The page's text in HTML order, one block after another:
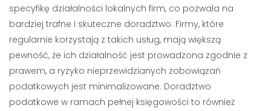
specyfikę działalności lokalnych firm, co pozwala na
bardziej trafne i skuteczne doradztwo. Firmy, które
regularnie korzystają z takich usług, mają większą
pewność, że ich działalność jest prowadzona zgodnie z
prawem, a ryzyko nieprzewidzianych zobowiązań
podatkowych jest minimalizowane. Doradztwo
podatkowe w ramach pełnej księgowości to również